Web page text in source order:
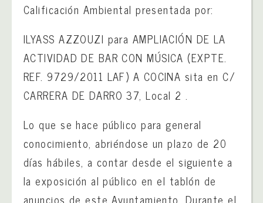
Calificación Ambiental presentada por:
ILYASS AZZOUZI para AMPLIACIÓN DE LA
ACTIVIDAD DE BAR CON MÚSICA (EXPTE.
REF. 9729/2011 LAF) A COCINA sita en C/
CARRERA DE DARRO 37, Local 2 .
Lo que se hace público para general
conocimiento, abriéndose un plazo de 20
días hábiles, a contar desde el siguiente a
la exposición al público en el tablón de
anuncios de este Ayuntamiento. Durante el